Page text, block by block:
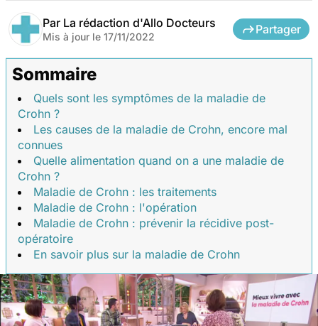
Par La rédaction d'Allo Docteurs
Mis à jour le 17/11/2022
Partager
Sommaire
Quels sont les symptômes de la maladie de
Crohn ?
Les causes de la maladie de Crohn, encore mal
connues
Quelle alimentation quand on a une maladie de
Crohn ?
Maladie de Crohn : les traitements
Maladie de Crohn : l'opération
Maladie de Crohn : prévenir la récidive post-
opératoire
En savoir plus sur la maladie de Crohn